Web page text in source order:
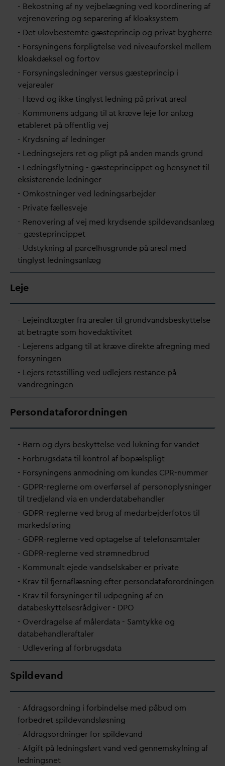
- Bekostning af ny vejbelægning ved koordinering af
vejrenovering og separering af kloaksystem
- Det ulovbestemte gæsteprincip og privat bygherre
- Forsyningens forpligtelse ved niveauforskel mellem
kloakdæksel og fortov
- Forsyningsledninger versus gæsteprincip i
vejarealer
- Hævd og ikke tinglyst ledning på privat areal
- Kommunens adgang til at kræve leje for anlæg
etableret på offentlig vej
- Krydsning af ledninger
- Ledningsejers ret og pligt på anden mands grund
- Ledningsflytning - gæsteprincippet og hensynet til
eksisterende ledninger
- Omkostninger ved ledningsarbejder
- Private fællesveje
- Renovering af vej med krydsende spildevandsanlæg
– gæsteprincippet
- Udstykning af parcelhusgrunde på areal med
tinglyst ledningsanlæg
Leje
- Lejeindtægter fra arealer til grundvandsbeskyttelse
at betragte som hovedaktivitet
- Lejerens adgang til at kræve direkte afregning med
forsyningen
- Lejers retsstilling ved udlejers restance på
vandregningen
Persondataforordningen
- Børn og dyrs beskyttelse ved lukning for vandet
- Forbrugsdata til kontrol af bopælspligt
- Forsyningens anmodning om kundes CPR-nummer
- GDPR-reglerne om overførsel af personoplysninger
til tredjeland via en underdatabehandler
- GDPR-reglerne ved brug af medarbejderfotos til
markedsføring
- GDPR-reglerne ved optagelse af telefonsamtaler
- GDPR-reglerne ved strømnedbrud
- Kommunalt ejede vandselskaber er private
- Krav til fjernaflæsning efter persondataforordningen
- Krav til forsyninger til udpegning af en
databeskyttelsesrådgiver - DPO
- Overdragelse af målerdata - Samtykke og
databehandleraftaler
- Udlevering af forbrugsdata
Spildevand
- Afdragsordning i forbindelse med påbud om
forbedret spildevandsløsning
- Afdragsordninger for spildevand
- Afgift på ledningsført vand ved gennemskylning af
ledningsnet